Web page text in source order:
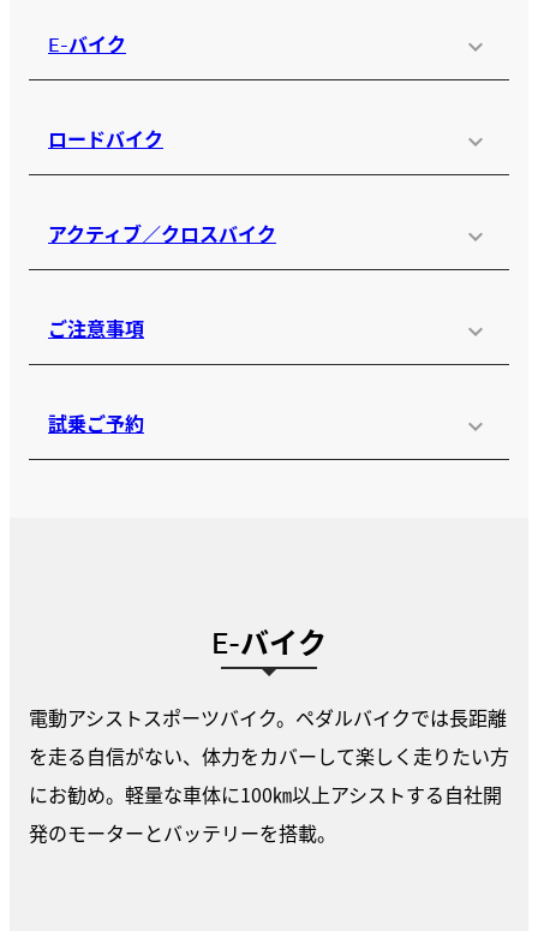
E-バイク
ロードバイク
アクティブ／クロスバイク
ご注意事項
試乗ご予約
E-バイク
電動アシストスポーツバイク。ペダルバイクでは長距離
を走る自信がない、体力をカバーして楽しく走りたい方
にお勧め。軽量な車体に100㎞以上アシストする自社開
発のモーターとバッテリーを搭載。